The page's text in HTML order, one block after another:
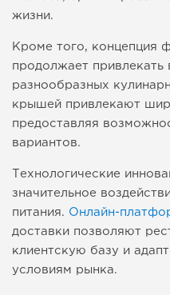
жизни.
Кроме того, концепция
продолжает привлекать
разнообразных
крышей привлекают
предоставляя
вариантов.
Технологические
значительное
питания. Онлайн-
доставки позволяют
клиентскую базу и
условиям рынка.